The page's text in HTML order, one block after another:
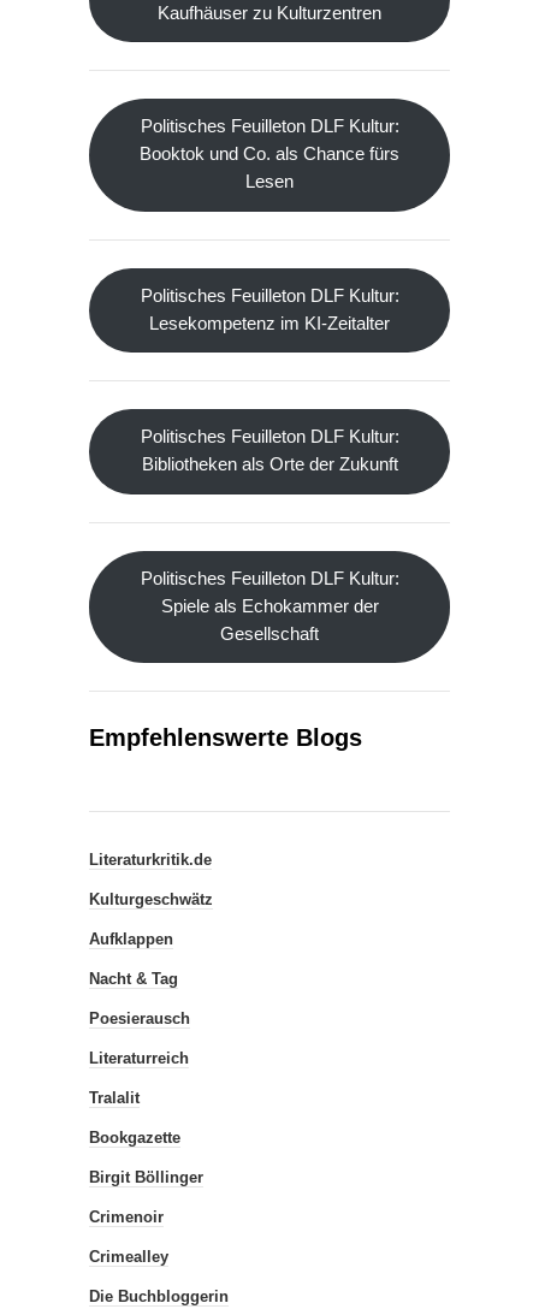
Kaufhäuser zu Kulturzentren
Politisches Feuilleton DLF Kultur:
Booktok und Co. als Chance fürs
Lesen
Politisches Feuilleton DLF Kultur:
Lesekompetenz im KI-Zeitalter
Politisches Feuilleton DLF Kultur:
Bibliotheken als Orte der Zukunft
Politisches Feuilleton DLF Kultur:
Spiele als Echokammer der
Gesellschaft
Empfehlenswerte Blogs
Literaturkritik.de
Kulturgeschwätz
Aufklappen
Nacht & Tag
Poesierausch
Literaturreich
Tralalit
Bookgazette
Birgit Böllinger
Crimenoir
Crimealley
Die Buchbloggerin